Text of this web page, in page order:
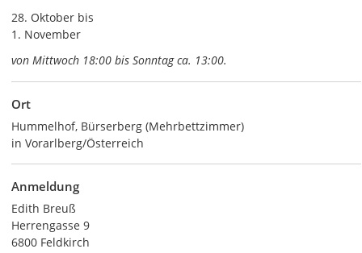
28. Oktober bis
1. November
von Mittwoch 18:00 bis Sonntag ca. 13:00.
Ort
Hummelhof, Bürserberg (Mehrbettzimmer)
in Vorarlberg/Österreich
Anmeldung
Edith Breuß
Herrengasse 9
6800 Feldkirch